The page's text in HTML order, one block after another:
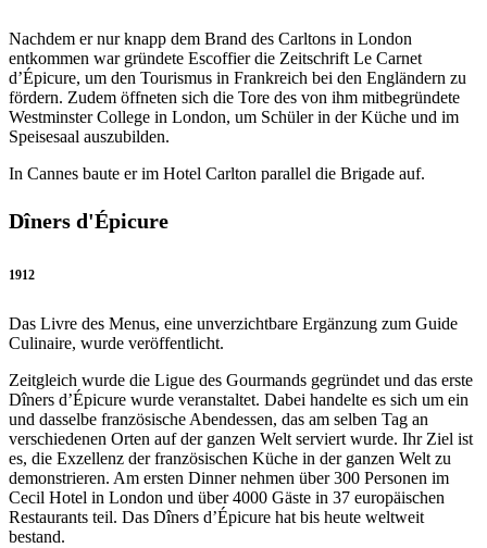
Nachdem er nur knapp dem Brand des Carltons in London
entkommen war gründete Escoffier die Zeitschrift Le Carnet
d’Épicure, um den Tourismus in Frankreich bei den Engländern zu
fördern. Zudem öffneten sich die Tore des von ihm mitbegründete
Westminster College in London, um Schüler in der Küche und im
Speisesaal auszubilden.
In Cannes baute er im Hotel Carlton parallel die Brigade auf.
Dîners d'Épicure
1912
Das Livre des Menus, eine unverzichtbare Ergänzung zum Guide
Culinaire, wurde veröffentlicht.
Zeitgleich wurde die Ligue des Gourmands gegründet und das erste
Dîners d’Épicure wurde veranstaltet. Dabei handelte es sich um ein
und dasselbe französische Abendessen, das am selben Tag an
verschiedenen Orten auf der ganzen Welt serviert wurde. Ihr Ziel ist
es, die Exzellenz der französischen Küche in der ganzen Welt zu
demonstrieren. Am ersten Dinner nehmen über 300 Personen im
Cecil Hotel in London und über 4000 Gäste in 37 europäischen
Restaurants teil. Das Dîners d’Épicure hat bis heute weltweit
bestand.